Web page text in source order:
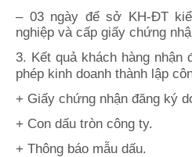
– 03 ngày để sở KH-ĐT
nghiệp và cấp giấy chứng
3. Kết quả khách hàng
phép kinh doanh thành lập
+ Giấy chứng nhận đăng ký
+ Con dấu tròn công ty.
+ Thông báo mẫu dấu.